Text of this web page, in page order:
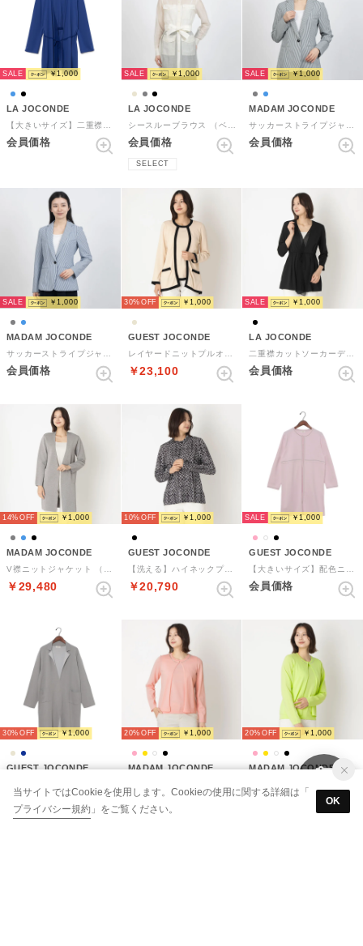
SALE ￥1,000
LA JOCONDE
会員価格
SALE ￥1,000
LA JOCONDE
会員価格
SELECT
SALE ￥1,000
MADAM JOCONDE
会員価格
SALE ￥1,000
MADAM JOCONDE
会員価格
30% ￥1,000
GUEST JOCONDE
￥23,100
SALE ￥1,000
LA JOCONDE
会員価格
14% ￥1,000
MADAM JOCONDE
￥29,480
10% ￥1,000
GUEST JOCONDE
￥20,790
SALE ￥1,000
GUEST JOCONDE
会員価格
30% ￥1,000
GUEST JOCONDE
￥31,570
20% ￥1,000
MADAM JOCONDE
20% ￥1,000
MADAM JOCONDE
当サイトではCookieを使用します。Cookieの使用に関する詳細は「
プライバシー規約 」をご覧ください。
OK